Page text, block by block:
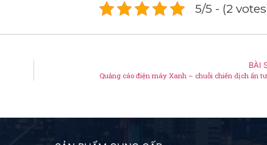
5/5 - (2
BÀI
Quảng cáo điện máy Xanh – chuỗi chiến dịch ấn